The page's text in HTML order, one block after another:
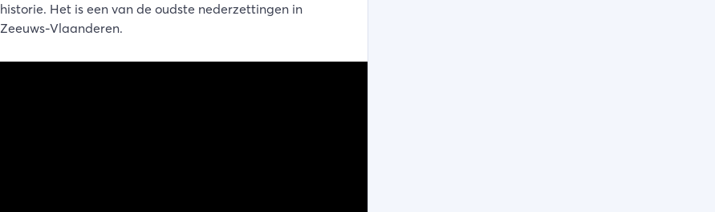
historie. Het is een van de oudste nederzettingen in
Zeeuws-Vlaanderen.